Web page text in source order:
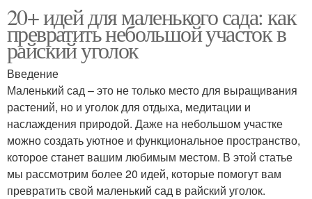
20+ идей для маленького сада: как
превратить небольшой участок в
райский уголок
Введение
Маленький сад – это не только место для выращивания
растений, но и уголок для отдыха, медитации и
наслаждения природой. Даже на небольшом участке
можно создать уютное и функциональное пространство,
которое станет вашим любимым местом. В этой статье
мы рассмотрим более 20 идей, которые помогут вам
превратить свой маленький сад в райский уголок.